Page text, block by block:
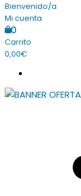
Bienvenido/a
Mi cuenta
0
Carrito
0,00€